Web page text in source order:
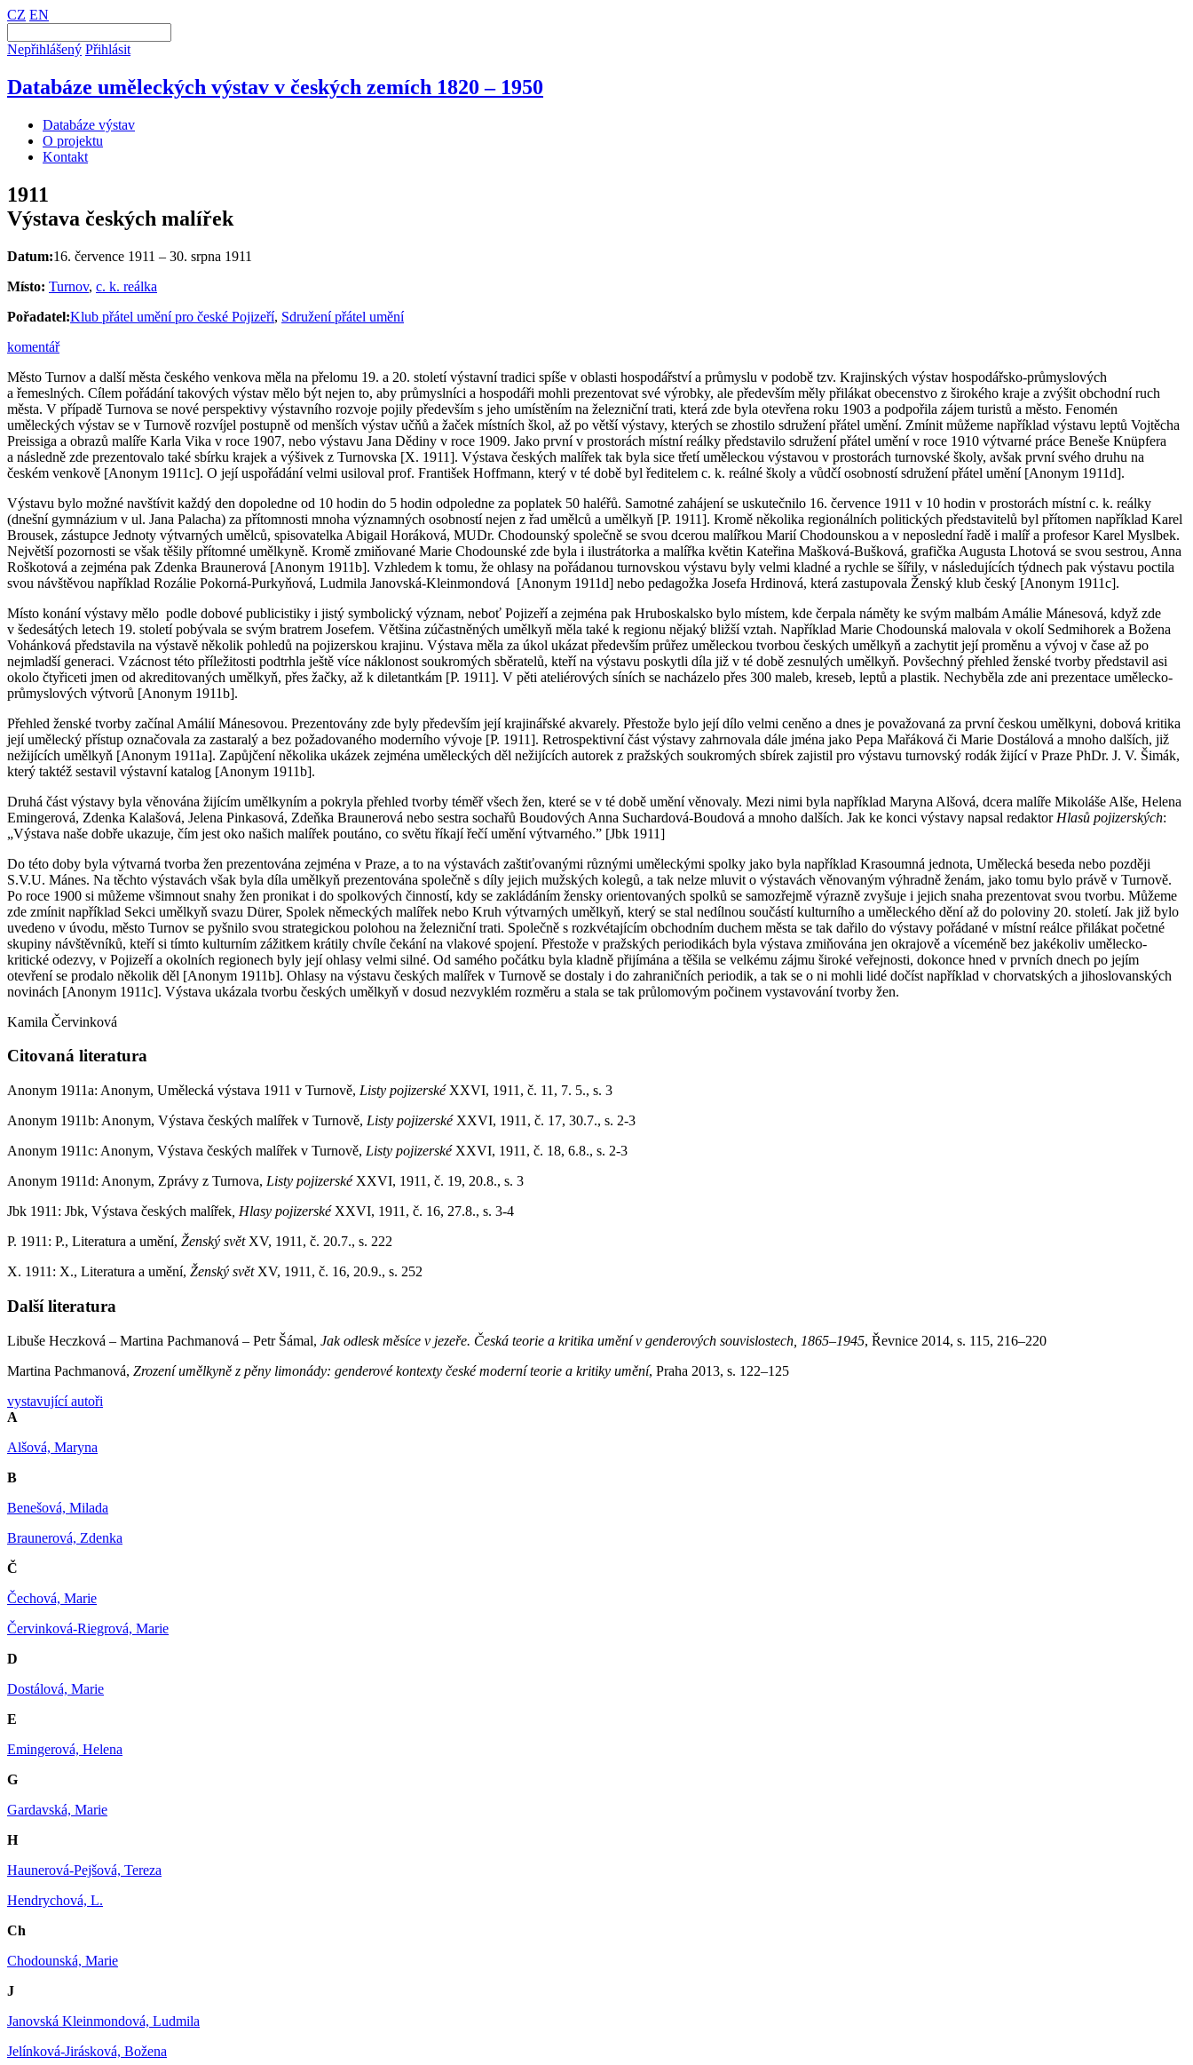
CZ EN
Nepřihlášený Přihlásit
Databáze uměleckých výstav v českých zemích 1820 – 1950
Databáze výstav
O projektu
Kontakt
1911
Výstava českých malířek
Datum:16. července 1911 – 30. srpna 1911
Místo: Turnov, c. k. reálka
Pořadatel:Klub přátel umění pro české Pojizeří, Sdružení přátel umění
komentář
Město Turnov a další města českého venkova měla na přelomu 19. a 20. století výstavní tradici spíše v oblasti hospodářství a průmyslu v podobě tzv. Krajinských výstav hospodářsko-průmyslových
a řemeslných. Cílem pořádání takových výstav mělo být nejen to, aby průmyslníci a hospodáři mohli prezentovat své výrobky, ale především měly přilákat obecenstvo z širokého kraje a zvýšit obchodní ruch
města. V případě Turnova se nové perspektivy výstavního rozvoje pojily především s jeho umístěním na železniční trati, která zde byla otevřena roku 1903 a podpořila zájem turistů a město. Fenomén
uměleckých výstav se v Turnově rozvíjel postupně od menších výstav učňů a žaček místních škol, až po větší výstavy, kterých se zhostilo sdružení přátel umění. Zmínit můžeme například výstavu leptů Vojtěcha
Preissiga a obrazů malíře Karla Vika v roce 1907, nebo výstavu Jana Dědiny v roce 1909. Jako první v prostorách místní reálky představilo sdružení přátel umění v roce 1910 výtvarné práce Beneše Knüpfera
a následně zde prezentovalo také sbírku krajek a výšivek z Turnovska [X. 1911]. Výstava českých malířek tak byla sice třetí uměleckou výstavou v prostorách turnovské školy, avšak první svého druhu na
českém venkově [Anonym 1911c]. O její uspořádání velmi usiloval prof. František Hoffmann, který v té době byl ředitelem c. k. reálné školy a vůdčí osobností sdružení přátel umění [Anonym 1911d].
Výstavu bylo možné navštívit každý den dopoledne od 10 hodin do 5 hodin odpoledne za poplatek 50 haléřů. Samotné zahájení se uskutečnilo 16. července 1911 v 10 hodin v prostorách místní c. k. reálky
(dnešní gymnázium v ul. Jana Palacha) za přítomnosti mnoha významných osobností nejen z řad umělců a umělkyň [P. 1911]. Kromě několika regionálních politických představitelů byl přítomen například Karel
Brousek, zástupce Jednoty výtvarných umělců, spisovatelka Abigail Horáková, MUDr. Chodounský společně se svou dcerou malířkou Marií Chodounskou a v neposlední řadě i malíř a profesor Karel Myslbek.
Největší pozornosti se však těšily přítomné umělkyně. Kromě zmiňované Marie Chodounské zde byla i ilustrátorka a malířka květin Kateřina Mašková-Bušková, grafička Augusta Lhotová se svou sestrou, Anna
Roškotová a zejména pak Zdenka Braunerová [Anonym 1911b]. Vzhledem k tomu, že ohlasy na pořádanou turnovskou výstavu byly velmi kladné a rychle se šířily, v následujících týdnech pak výstavu poctila
svou návštěvou například Rozálie Pokorná-Purkyňová, Ludmila Janovská-Kleinmondová [Anonym 1911d] nebo pedagožka Josefa Hrdinová, která zastupovala Ženský klub český [Anonym 1911c].
Místo konání výstavy mělo podle dobové publicistiky i jistý symbolický význam, neboť Pojizeří a zejména pak Hruboskalsko bylo místem, kde čerpala náměty ke svým malbám Amálie Mánesová, když zde
v šedesátých letech 19. století pobývala se svým bratrem Josefem. Většina zúčastněných umělkyň měla také k regionu nějaký bližší vztah. Například Marie Chodounská malovala v okolí Sedmihorek a Božena
Vohánková představila na výstavě několik pohledů na pojizerskou krajinu. Výstava měla za úkol ukázat především průřez uměleckou tvorbou českých umělkyň a zachytit její proměnu a vývoj v čase až po
nejmladší generaci. Vzácnost této příležitosti podtrhla ještě více náklonost soukromých sběratelů, kteří na výstavu poskytli díla již v té době zesnulých umělkyň. Povšechný přehled ženské tvorby představil asi
okolo čtyřiceti jmen od akreditovaných umělkyň, přes žačky, až k diletantkám [P. 1911]. V pěti ateliérových síních se nacházelo přes 300 maleb, kreseb, leptů a plastik. Nechyběla zde ani prezentace umělecko-
průmyslových výtvorů [Anonym 1911b].
Přehled ženské tvorby začínal Amálií Mánesovou. Prezentovány zde byly především její krajinářské akvarely. Přestože bylo její dílo velmi ceněno a dnes je považovaná za první českou umělkyni, dobová kritika
její umělecký přístup označovala za zastaralý a bez požadovaného moderního vývoje [P. 1911]. Retrospektivní část výstavy zahrnovala dále jména jako Pepa Mařáková či Marie Dostálová a mnoho dalších, již
nežijících umělkyň [Anonym 1911a]. Zapůjčení několika ukázek zejména uměleckých děl nežijících autorek z pražských soukromých sbírek zajistil pro výstavu turnovský rodák žijící v Praze PhDr. J. V. Šimák,
který taktéž sestavil výstavní katalog [Anonym 1911b].
Druhá část výstavy byla věnována žijícím umělkyním a pokryla přehled tvorby téměř všech žen, které se v té době umění věnovaly. Mezi nimi byla například Maryna Alšová, dcera malíře Mikoláše Alše, Helena
Emingerová, Zdenka Kalašová, Jelena Pinkasová, Zdeňka Braunerová nebo sestra sochařů Boudových Anna Suchardová-Boudová a mnoho dalších. Jak ke konci výstavy napsal redaktor Hlasů pojizerských:
„Výstava naše dobře ukazuje, čím jest oko našich malířek poutáno, co světu říkají řečí umění výtvarného.” [Jbk 1911]
Do této doby byla výtvarná tvorba žen prezentována zejména v Praze, a to na výstavách zaštiťovanými různými uměleckými spolky jako byla například Krasoumná jednota, Umělecká beseda nebo později
S.V.U. Mánes. Na těchto výstavách však byla díla umělkyň prezentována společně s díly jejich mužských kolegů, a tak nelze mluvit o výstavách věnovaným výhradně ženám, jako tomu bylo právě v Turnově.
Po roce 1900 si můžeme všimnout snahy žen pronikat i do spolkových činností, kdy se zakládáním žensky orientovaných spolků se samozřejmě výrazně zvyšuje i jejich snaha prezentovat svou tvorbu. Můžeme
zde zmínit například Sekci umělkyň svazu Dürer, Spolek německých malířek nebo Kruh výtvarných umělkyň, který se stal nedílnou součástí kulturního a uměleckého dění až do poloviny 20. století. Jak již bylo
uvedeno v úvodu, město Turnov se pyšnilo svou strategickou polohou na železniční trati. Společně s rozkvétajícím obchodním duchem města se tak dařilo do výstavy pořádané v místní reálce přilákat početné
skupiny návštěvníků, kteří si tímto kulturním zážitkem krátily chvíle čekání na vlakové spojení. Přestože v pražských periodikách byla výstava zmiňována jen okrajově a víceméně bez jakékoliv umělecko-
kritické odezvy, v Pojizeří a okolních regionech byly její ohlasy velmi silné. Od samého počátku byla kladně přijímána a těšila se velkému zájmu široké veřejnosti, dokonce hned v prvních dnech po jejím
otevření se prodalo několik děl [Anonym 1911b]. Ohlasy na výstavu českých malířek v Turnově se dostaly i do zahraničních periodik, a tak se o ni mohli lidé dočíst například v chorvatských a jihoslovanských
novinách [Anonym 1911c]. Výstava ukázala tvorbu českých umělkyň v dosud nezvyklém rozměru a stala se tak průlomovým počinem vystavování tvorby žen.
Kamila Červinková
Citovaná literatura
Anonym 1911a: Anonym, Umělecká výstava 1911 v Turnově, Listy pojizerské XXVI, 1911, č. 11, 7. 5., s. 3
Anonym 1911b: Anonym, Výstava českých malířek v Turnově, Listy pojizerské XXVI, 1911, č. 17, 30.7., s. 2-3
Anonym 1911c: Anonym, Výstava českých malířek v Turnově, Listy pojizerské XXVI, 1911, č. 18, 6.8., s. 2-3
Anonym 1911d: Anonym, Zprávy z Turnova, Listy pojizerskéXXVI, 1911, č. 19, 20.8., s. 3
Jbk 1911: Jbk, Výstava českých malířek , Hlasy pojizerské XXVI, 1911, č. 16, 27.8., s. 3-4
P. 1911: P., Literatura a umění, Ženský svět XV, 1911, č. 20.7., s. 222
X. 1911: X., Literatura a umění, Ženský světXV, 1911, č. 16, 20.9., s. 252
Další literatura
Libuše Heczková – Martina Pachmanová – Petr Šámal, Jak odlesk měsíce v jezeře. Česká teorie a kritika umění v genderových souvislostech, 1865–1945, Řevnice 2014, s. 115, 216–220
Martina Pachmanová, Zrození umělkyně z pěny limonády: genderové kontexty české moderní teorie a kritiky umění, Praha 2013, s. 122–125
vystavující autoři
A
Alšová, Maryna
B
Benešová, Milada
Braunerová, Zdenka
Č
Čechová, Marie
Červinková-Riegrová, Marie
D
Dostálová, Marie
E
Emingerová, Helena
G
Gardavská, Marie
H
Haunerová-Pejšová, Tereza
Hendrychová, L.
Ch
Chodounská, Marie
J
Janovská Kleinmondová, Ludmila
Jelínková-Jirásková, Božena